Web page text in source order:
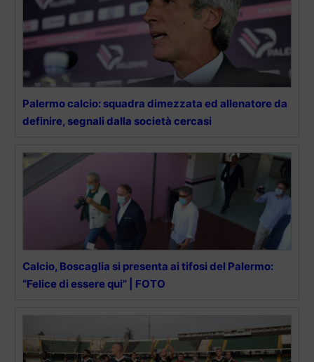
Palermo calcio: squadra dimezzata ed allenatore da
definire, segnali dalla società cercasi
Calcio, Boscaglia si presenta ai tifosi del Palermo:
“Felice di essere qui” | FOTO